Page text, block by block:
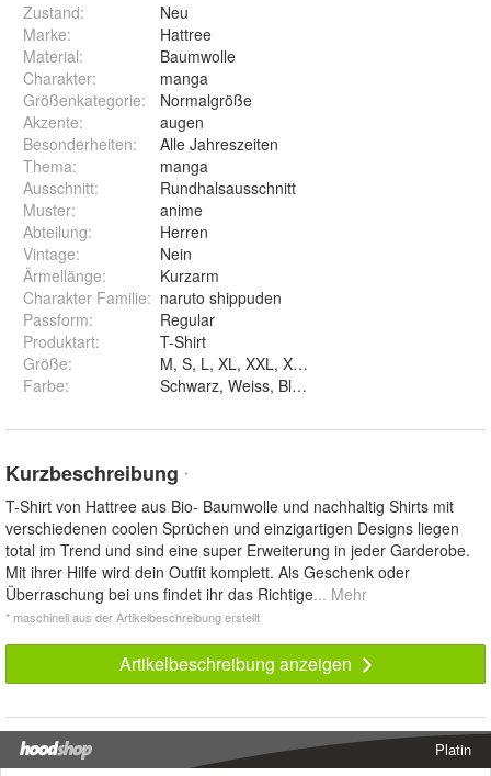
Zustand:
Neu
Marke:
Hattree
Material:
Baumwolle
Charakter:
manga
Größenkategorie:
Normalgröße
Akzente:
augen
Besonderheiten:
Alle Jahreszeiten
Thema:
manga
Ausschnitt:
Rundhalsausschnitt
Muster:
anime
Abteilung:
Herren
Vintage:
Nein
Ärmellänge:
Kurzarm
Charakter Familie: naruto shippuden
Passform:
Regular
Produktart:
T-Shirt
Größe:
Farbe:
Kurzbeschreibung *
T-Shirt von Hattree aus Bio- Baumwolle und nachhaltig Shirts mit
verschiedenen coolen Sprüchen und einzigartigen Designs liegen
total im Trend und sind eine super Erweiterung in jeder Garderobe.
Mit ihrer Hilfe wird dein Outfit komplett. Als Geschenk oder
Überraschung bei uns findet ihr das Richtige... Mehr
* maschinell aus der Artikelbeschreibung erstellt
Artikelbeschreibung anzeigen
Platin